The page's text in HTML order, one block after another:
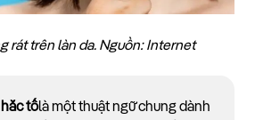
rát trên làn da. Nguồn: Internet
tốlà một thuật ngữ chung dành